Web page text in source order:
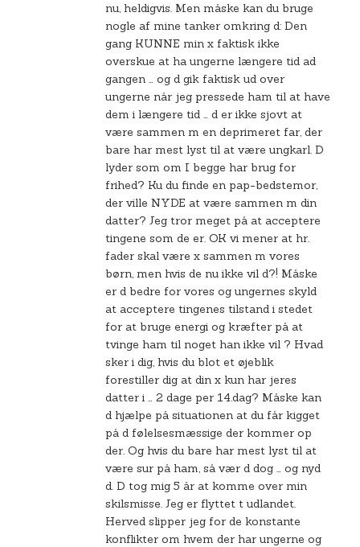
nu, heldigvis. Men måske kan du bruge
nogle af mine tanker omkring d: Den
gang KUNNE min x faktisk ikke
overskue at ha ungerne længere tid ad
gangen … og d gik faktisk ud over
ungerne når jeg pressede ham til at have
dem i længere tid … d er ikke sjovt at
være sammen m en deprimeret far, der
bare har mest lyst til at være ungkarl. D
lyder som om I begge har brug for
frihed? Ku du finde en pap-bedstemor,
der ville NYDE at være sammen m din
datter? Jeg tror meget på at acceptere
tingene som de er. OK vi mener at hr.
fader skal være x sammen m vores
børn, men hvis de nu ikke vil d?! Måske
er d bedre for vores og ungernes skyld
at acceptere tingenes tilstand i stedet
for at bruge energi og kræfter på at
tvinge ham til noget han ikke vil ? Hvad
sker i dig, hvis du blot et øjeblik
forestiller dig at din x kun har jeres
datter i … 2 dage per 14.dag? Måske kan
d hjælpe på situationen at du får kigget
på d følelsesmæssige der kommer op
der. Og hvis du bare har mest lyst til at
være sur på ham, så vær d dog … og nyd
d. D tog mig 5 år at komme over min
skilsmisse. Jeg er flyttet t udlandet.
Herved slipper jeg for de konstante
konflikter om hvem der har ungerne og